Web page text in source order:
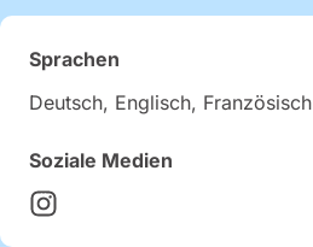
Sprachen
Deutsch, Englisch, Französisch
Soziale Medien